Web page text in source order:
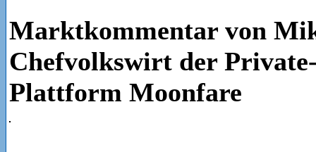
Marktkommentar von
Chefvolkswirt der
Plattform Moonfare